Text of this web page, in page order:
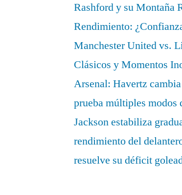
Rashford y su Montaña
Rendimiento:
Manchester United vs.
Clásicos y Momentos
Arsenal: Havertz
prueba múltiples modos
Jackson estabiliza
rendimiento del
resuelve su déficit